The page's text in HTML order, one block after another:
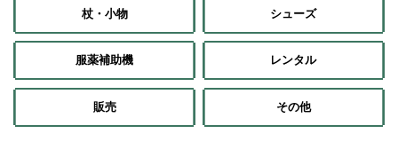
杖・小物 シューズ
服薬補助機 レンタル
販売 その他